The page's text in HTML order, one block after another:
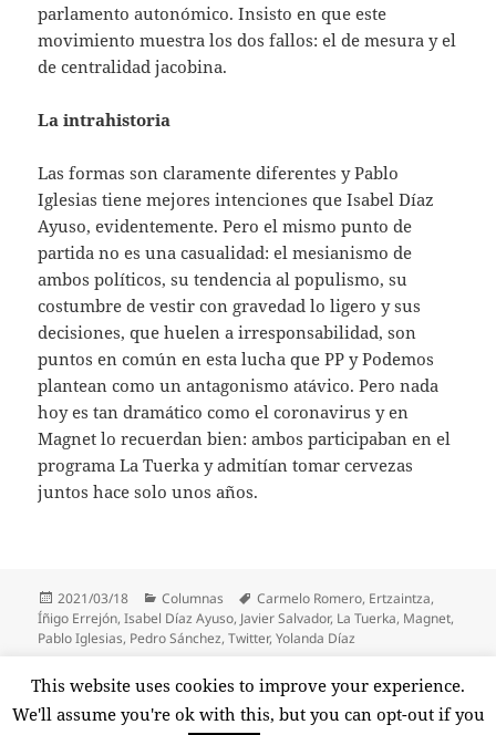
parlamento autonómico. Insisto en que este
movimiento muestra los dos fallos: el de mesura y el
de centralidad jacobina.
La intrahistoria
Las formas son claramente diferentes y Pablo
Iglesias tiene mejores intenciones que Isabel Díaz
Ayuso, evidentemente. Pero el mismo punto de
partida no es una casualidad: el mesianismo de
ambos políticos, su tendencia al populismo, su
costumbre de vestir con gravedad lo ligero y sus
decisiones, que huelen a irresponsabilidad, son
puntos en común en esta lucha que PP y Podemos
plantean como un antagonismo atávico. Pero nada
hoy es tan dramático como el coronavirus y en
Magnet lo recuerdan bien: ambos participaban en el
programa La Tuerka y admitían tomar cervezas
juntos hace solo unos años.
Publicado
el
2021/03/18 Categorías
Columnas Etiquetas
Carmelo Romero, Ertzaintza,
Íñigo Errejón,Isabel Díaz Ayuso, Javier Salvador, La Tuerka, Magnet,
Pablo Iglesias, Pedro Sánchez,Twitter,Yolanda Díaz
Paginación
de
PÁGINA1
This website uses cookies to improve your experience.
We'll assume you're ok with this, but you can opt-out if you